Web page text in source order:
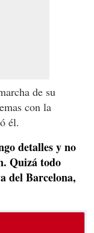
de su
con la
él.
detalles y no
Quizá todo
del Barcelona,